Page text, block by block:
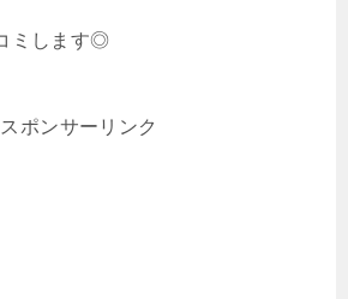
ミします◎
スポンサーリンク